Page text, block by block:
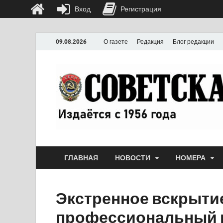
09.08.2026 О газете Редакция Блог редакции
ГЛАВНАЯ НОВОСТИ НОМЕРА
Экстренное
профессиональный
Вход Регистрация